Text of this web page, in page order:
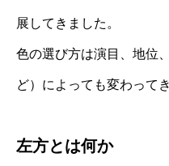
展してきました。
色の選び方は演目、地位
ど）によっても変わって
左方とは何か